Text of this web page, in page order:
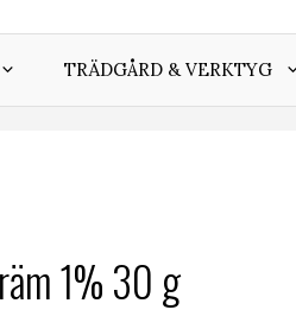
TRÄDGÅRD & VERKTYG
1% 30 g